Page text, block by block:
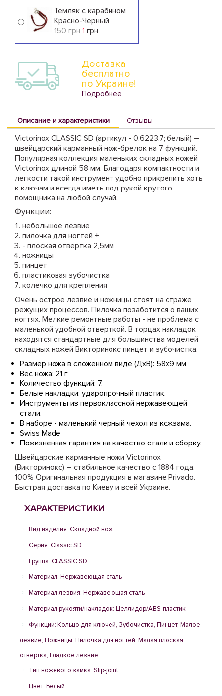
Темляк с карабином
Красно-Черный
150 грн 1 грн
Доставка
бесплатно
по Украине!
Подробнее
Описание и характеристики Отзывы
Victorinox CLASSIC SD (артикул - 0.6223.7; белый) –
швейцарский карманный нож-брелок на 7 функций.
Популярная коллекция маленьких складных ножей
Victorinox длиной 58 мм. Благодаря компактности и
легкости такой инструмент удобно прикрепить хоть
к ключам и всегда иметь под рукой крутого
помощника на любой случай.
Функции:
небольшое лезвие
пилочка для ногтей +
- плоская отвертка 2,5мм
ножницы
пинцет
пластиковая зубочистка
колечко для крепления
Очень острое лезвие и ножницы стоят на страже
режущих процессов. Пилочка позаботится о ваших
ногтях. Мелкие ремонтные работы - не проблема с
маленькой удобной отверткой. В торцах накладок
находятся стандартные для большинства моделей
складных ножей Викторинокс пинцет и зубочистка.
Размер ножа в сложенном виде (ДхВ): 58х9 мм
Вес ножа: 21 г
Количество функций: 7.
Белые накладки: ударопрочный пластик.
Инструменты из первоклассной нержавеющей
стали.
В наборе - маленький черный чехол из кожзама.
Swiss Made
Пожизненная гарантия на качество стали и сборку.
Швейцарские карманные ножи Victorinox
(Викторинокс) – стабильное качество с 1884 года.
100% Оригинальная продукция в магазине Рrivado.
Быстрая доставка по Киеву и всей Украине.
ХАРАКТЕРИСТИКИ
Вид изделия: Складной нож
Серия: Classic SD
Группа: CLASSIC SD
Материал: Нержавеющая сталь
Материал лезвия: Нержавеющая сталь
Материал рукояти/накладок: Целлидор/ABS-пластик
Функции: Кольцо для ключей, Зубочистка, Пинцет, Малое
лезвие, Ножницы, Пилочка для ногтей, Малая плоская
отвертка, Гладкое лезвие
Тип ножевого замка: Slip-joint
Цвет: Белый